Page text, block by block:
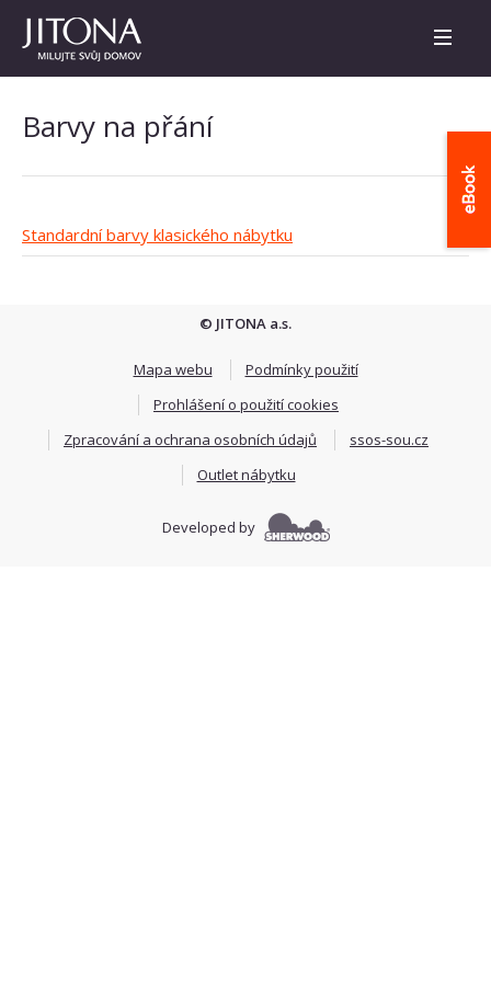
Barvy na přání
Standardní barvy klasického nábytku
© JITONA a.s.
Mapa webu
Podmínky použití
Prohlášení o použití cookies
Zpracování a ochrana osobních údajů
ssos-sou.cz
Outlet nábytku
Developed by